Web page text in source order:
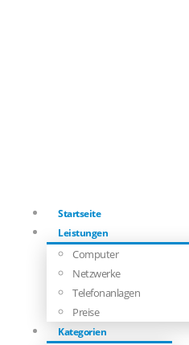
Startseite
Leistungen
Computer
Netzwerke
Telefonanlagen
Preise
Kategorien